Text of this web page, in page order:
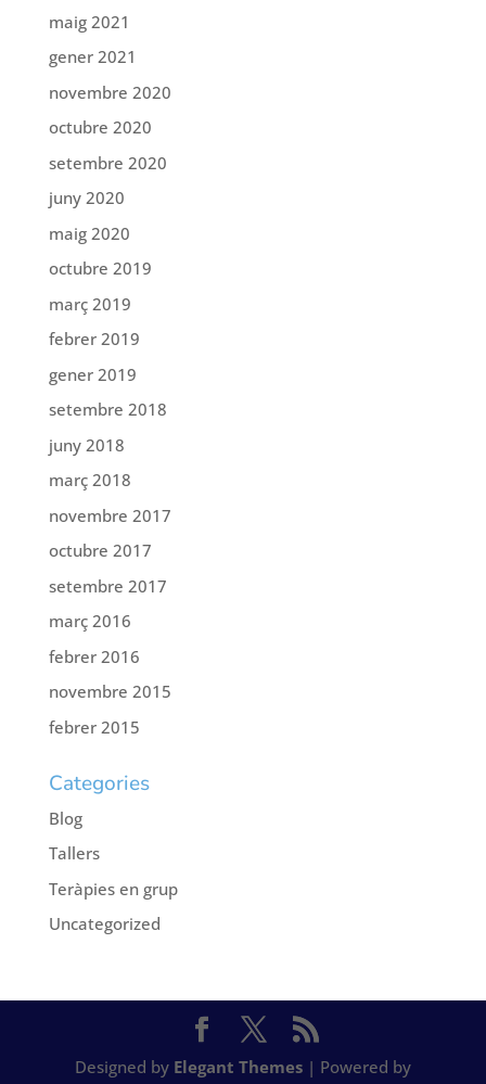
maig 2021
gener 2021
novembre 2020
octubre 2020
setembre 2020
juny 2020
maig 2020
octubre 2019
març 2019
febrer 2019
gener 2019
setembre 2018
juny 2018
març 2018
novembre 2017
octubre 2017
setembre 2017
març 2016
febrer 2016
novembre 2015
febrer 2015
Categories
Blog
Tallers
Teràpies en grup
Uncategorized
Designed by Elegant Themes| Powered by